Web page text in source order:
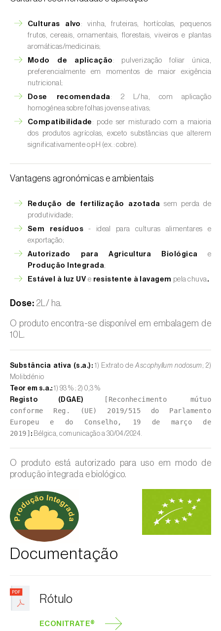
Culturas alvo : vinha, fruteiras, hortícolas, pequenos
frutos, cereais, ornamentais, florestais, viveiros e plantas
aromáticas/medicinais;
Modo de aplicação : pulverização foliar única,
preferencialmente em momentos de maior exigência
nutricional;
Dose recomendada : 2 L/ha, com aplicação
homogénea sobre folhas jovens e ativas;
Compatibilidade : pode ser misturado com a maioria
dos produtos agrícolas, exceto substâncias que alterem
significativamente o pH (ex.: cobre).
Vantagens agronómicas e ambientais
Redução de fertilização azotada sem perda de
produtividade;
Sem resíduos - ideal para culturas alimentares e
exportação;
Autorizado para Agricultura Biológica e
Produção Integrada;
Estável à luz UV e resistente à lavagem pela chuva.
Dose: 2L/ ha.
O produto encontra-se disponível em embalagem de
10L.
Substância ativa (s.a.): 1) Extrato deAscophyllum nodosum; 2)
Molibdénio
Teor em s.a.: 1) 93 % ; 2) 0,3 %
Registo (DGAE)
[Reconhecimento mútuo
conforme Reg. (UE) 2019/515 do Parlamento
Europeu e do Conselho, 19 de março de
2019] : Bélgica, comunicação a 30/04/2024.
O produto está autorizado para uso em modo de
produção integrada e biológico.
Documentação
Rótulo
ECONITRATE®